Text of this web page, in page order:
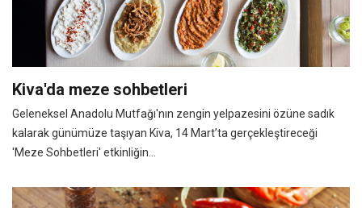
Kiva'da meze sohbetleri
Geleneksel Anadolu Mutfağı'nın zengin yelpazesini özüne sadık
kalarak günümüze taşıyan Kiva, 14 Mart’ta gerçekleştireceği
'Meze Sohbetleri' etkinliğin...